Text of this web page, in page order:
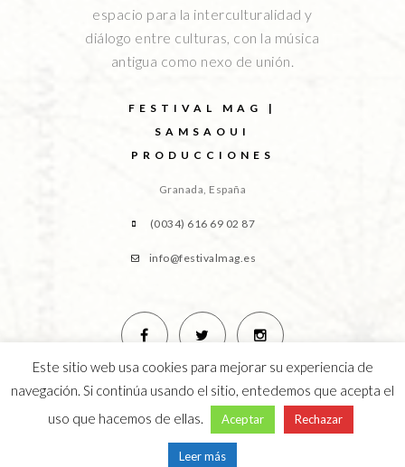
espacio para la interculturalidad y
diálogo entre culturas, con la música
antigua como nexo de unión.
FESTIVAL MAG |
SAMSAOUI
PRODUCCIONES
Granada, España
(0034) 616 69 02 87
info@festivalmag.es
Este sitio web usa cookies para mejorar su experiencia de
navegación. Si continúa usando el sitio, entedemos que acepta el
uso que hacemos de ellas.
Aceptar Rechazar
Leer más